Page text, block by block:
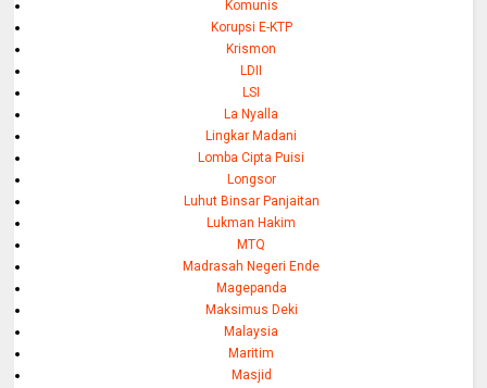
Komunis
Korupsi E-KTP
Krismon
LDII
LSI
La Nyalla
Lingkar Madani
Lomba Cipta Puisi
Longsor
Luhut Binsar Panjaitan
Lukman Hakim
MTQ
Madrasah Negeri Ende
Magepanda
Maksimus Deki
Malaysia
Maritim
Masjid